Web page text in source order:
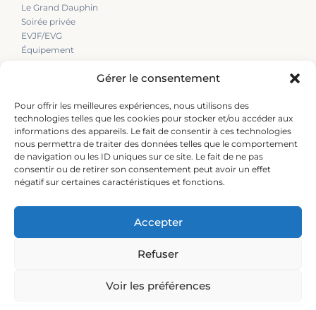
Gérer le consentement
Pour offrir les meilleures expériences, nous utilisons des
technologies telles que les cookies pour stocker et/ou accéder aux
informations des appareils. Le fait de consentir à ces technologies
nous permettra de traiter des données telles que le comportement
de navigation ou les ID uniques sur ce site. Le fait de ne pas
consentir ou de retirer son consentement peut avoir un effet
négatif sur certaines caractéristiques et fonctions.
Accepter
Refuser
Voir les préférences
Le Grand Dauphin
Soirée privée
EVJF/EVG
Équipement
Nous contactez
+33 (0)6 46 05 37 45
+33 (0)6 08 00 69 37
leprovidence@orange.fr
Notre adresse